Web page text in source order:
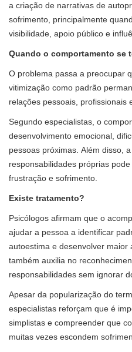
a criação de narrativas de
sofrimento, principalmente
visibilidade, apoio público e
Quando o comportamento se
O problema passa a preocupar
vitimização como padrão
relações pessoais, profissionais
Segundo especialistas, o
desenvolvimento emocional,
pessoas próximas. Além disso,
responsabilidades próprias
frustração e sofrimento.
Existe tratamento?
Psicólogos afirmam que o
ajudar a pessoa a identificar
autoestima e desenvolver maior
também auxilia no
responsabilidades sem ignorar
Apesar da popularização do
especialistas reforçam que é
simplistas e compreender que
muitas vezes escondem